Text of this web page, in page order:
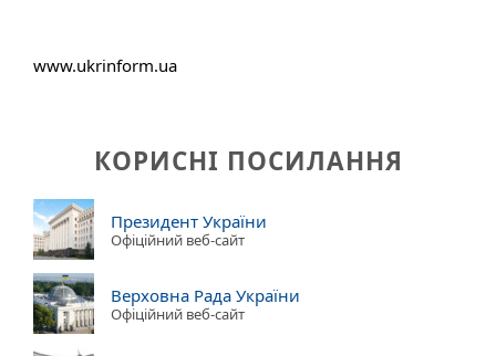
www.ukrinform.ua
КОРИСНІ ПОСИЛАННЯ
Президент України
Офіційний веб-сайт
Верховна Рада України
Офіційний веб-сайт